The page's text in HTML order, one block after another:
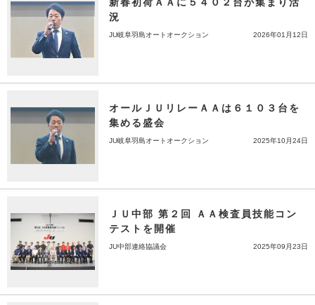
況
JU岐阜羽島オートオークション 2026年01月12日
オールＪＵリレーＡＡは６１０３台を
集める盛会
JU岐阜羽島オートオークション 2025年10月24日
ＪＵ中部 第２回 ＡＡ検査員技能コン
テストを開催
JU中部連絡協議会 2025年09月23日